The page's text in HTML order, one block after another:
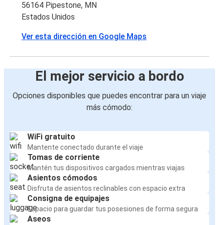
56164 Pipestone, MN
Estados Unidos
Ver esta dirección en Google Maps
El mejor servicio a bordo
Opciones disponibles que puedes encontrar para un viaje
más cómodo:
WiFi gratuito
Mantente conectado durante el viaje
Tomas de corriente
Mantén tus dispositivos cargados mientras viajas
Asientos cómodos
Disfruta de asientos reclinables con espacio extra
Consigna de equipajes
Espacio para guardar tus posesiones de forma segura
Aseos